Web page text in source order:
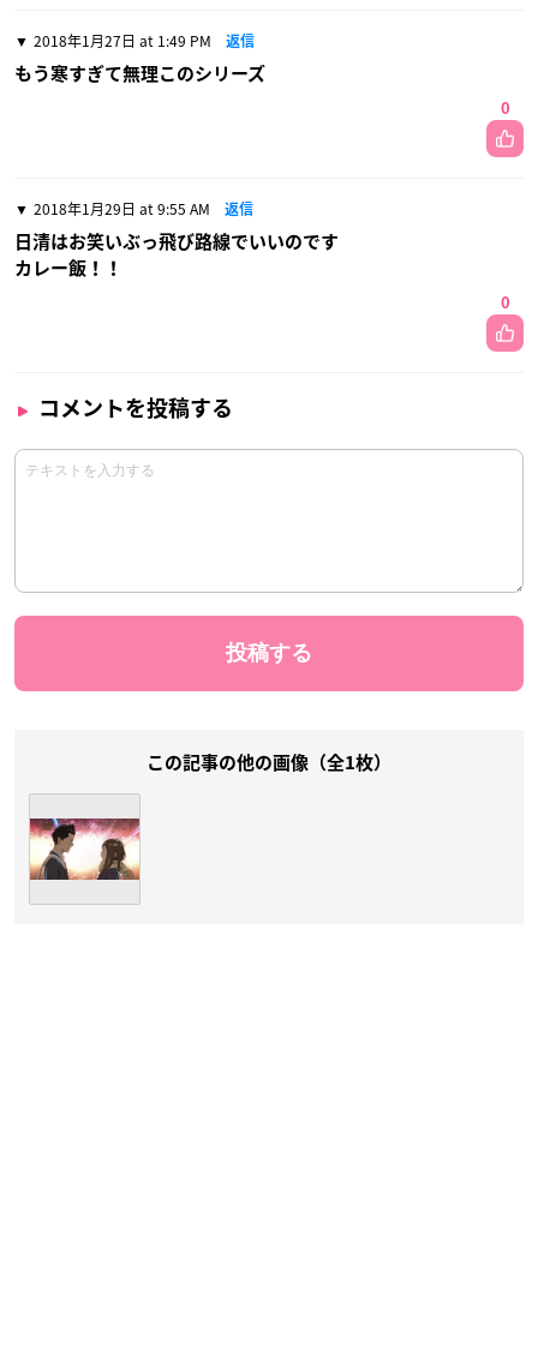
2018年1月27日 at 1:49 PM 返信
もう寒すぎて無理このシリーズ
0
2018年1月29日 at 9:55 AM 返信
日清はお笑いぶっ飛び路線でいいのです
カレー飯！！
0
コメントを投稿する
この記事の他の画像（全1枚）